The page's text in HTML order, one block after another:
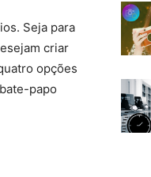
Seja para
criar
opções
papo